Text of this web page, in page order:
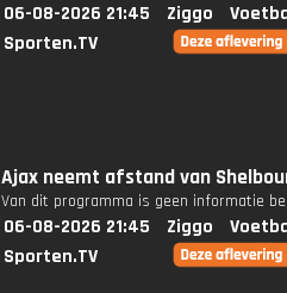
06-08-2026 21:45 Ziggo
Sporten.TV
Ajax neemt afstand van
Van dit programma is geen informatie
06-08-2026 21:45 Ziggo
Sporten.TV